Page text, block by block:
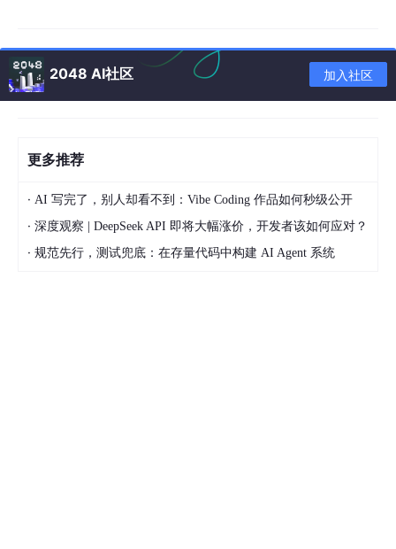
2048 AI社区 加入社区
更多推荐
· AI 写完了，别人却看不到：Vibe Coding 作品如何秒级公开
· 深度观察 | DeepSeek API 即将大幅涨价，开发者该如何应对？
· 规范先行，测试兜底：在存量代码中构建 AI Agent 系统